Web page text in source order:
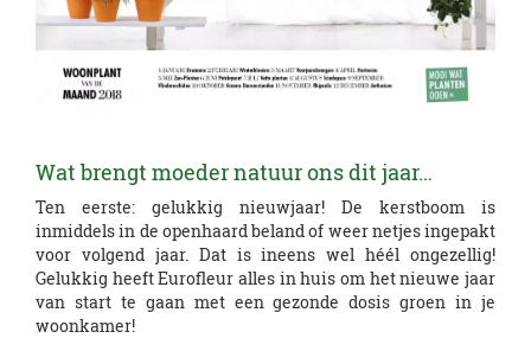
Wat brengt moeder natuur ons dit jaar…
Ten eerste: gelukkig nieuwjaar! De kerstboom is
inmiddels in de openhaard beland of weer netjes ingepakt
voor volgend jaar. Dat is ineens wel héél ongezellig!
Gelukkig heeft Eurofleur alles in huis om het nieuwe jaar
van start te gaan met een gezonde dosis groen in je
woonkamer!